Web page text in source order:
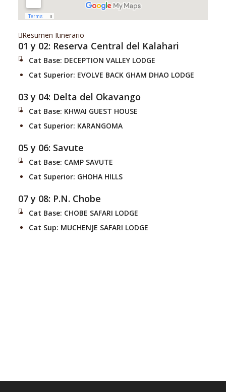
Resumen Itinerario
01 y 02: Reserva Central del Kalahari
Cat Base: DECEPTION VALLEY LODGE
Cat Superior: EVOLVE BACK GHAM DHAO LODGE
03 y 04: Delta del Okavango
Cat Base: KHWAI GUEST HOUSE
Cat Superior: KARANGOMA
05 y 06: Savute
Cat Base: CAMP SAVUTE
Cat Superior: GHOHA HILLS
07 y 08: P.N. Chobe
Cat Base: CHOBE SAFARI LODGE
Cat Sup: MUCHENJE SAFARI LODGE